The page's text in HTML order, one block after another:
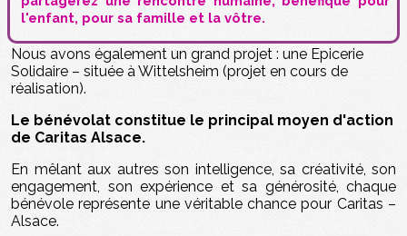
l'enfant, pour sa famille et la vôtre.
Nous avons également un grand projet : une Epicerie
Solidaire – située à Wittelsheim (projet en cours de
réalisation).
Le bénévolat constitue le principal moyen d'action
de Caritas Alsace.
En mêlant aux autres son intelligence, sa créativité, son
engagement, son expérience et sa générosité, chaque
bénévole représente une véritable chance pour Caritas –
Alsace.